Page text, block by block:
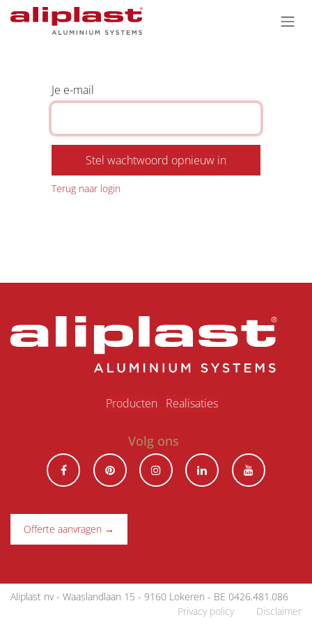
Overslaan naar inhoud
Je e-mail
Stel wachtwoord opnieuw in
Terug naar login
Produ​ct​en Realisaties
Volg ons
Offerte aanvragen →
Aliplast nv - Waaslandlaan 15 - 9160 Lokeren - BE 0426.481.086
Privacy policy
Disclaimer